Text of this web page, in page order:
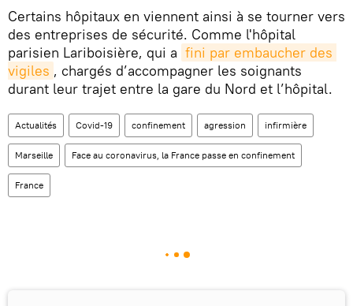
Certains hôpitaux en viennent ainsi à se tourner vers
des entreprises de sécurité. Comme l'hôpital
parisien Lariboisière, qui a fini par embaucher des
vigiles , chargés d’accompagner les soignants
durant leur trajet entre la gare du Nord et l’hôpital.
Actualités Covid-19 confinement agression infirmière
Marseille Face au coronavirus, la France passe en confinement
France